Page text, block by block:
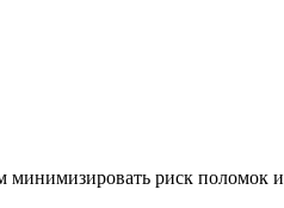
минимизировать риск поломок и